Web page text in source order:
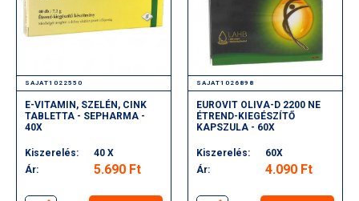
SAJAT1022550
E-VITAMIN, SZELÉN, CINK
TABLETTA - SEPHARMA -
40X
Kiszerelés:
40 X
Ár:
5.690 Ft
SAJAT1026898
EUROVIT OLIVA-D 2200 NE
ÉTREND-KIEGÉSZÍTŐ
KAPSZULA - 60X
Kiszerelés:
60X
Ár:
4.090 Ft